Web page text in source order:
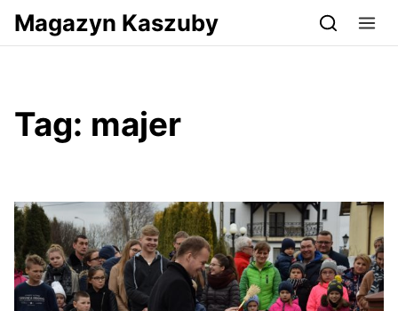
Przejdź do serwisu magazynkaszuby.pl
Magazyn Kaszuby
Tag: majer